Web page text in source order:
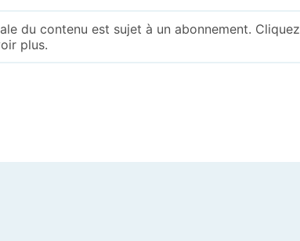
du contenu est sujet à un abonnement. Cliquez
plus.